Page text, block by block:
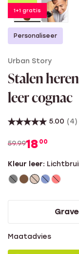
1+1 gratis
Personaliseer
Urban Story
Stalen
leer cognac
5.00 (4)
59.9918 00
Kleur leer:
Maatadvies